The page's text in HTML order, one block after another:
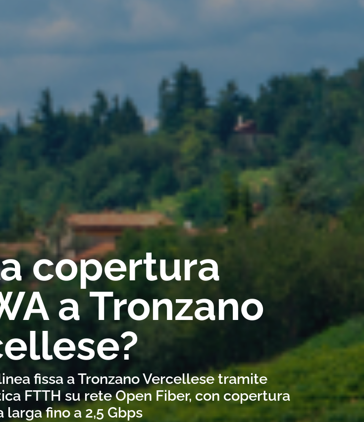
copertura
a Tronzano
fissa a Tronzano Vercellese tramite
FTTH su rete Open Fiber, con copertura
larga fino a 2,5 Gbps